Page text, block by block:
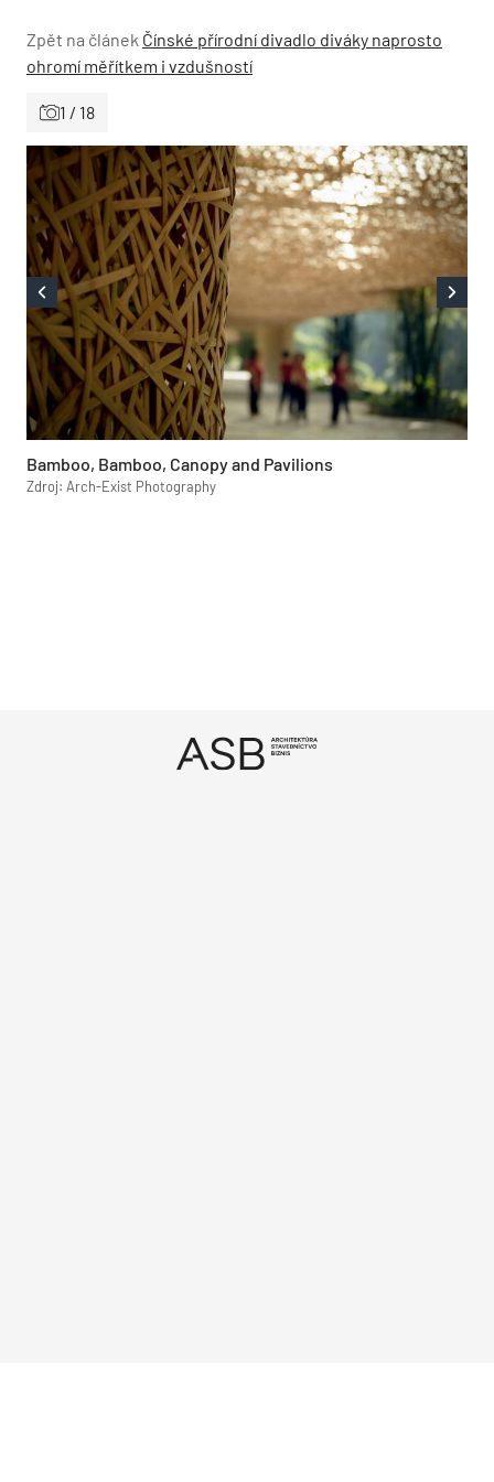
Zpět na článek Čínské přírodní divadlo diváky naprosto
ohromí měřítkem i vzdušností
1 / 18
Bamboo, Bamboo, Canopy and Pavilions
Zdroj: Arch-Exist Photography